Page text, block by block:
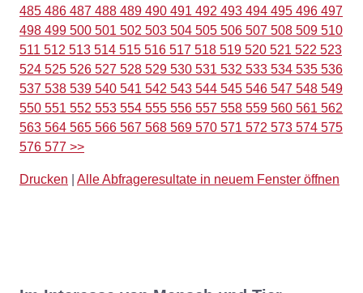
485 486 487 488 489 490 491 492 493 494 495 496 497
498 499 500 501 502 503 504 505 506 507 508 509 510
511 512 513 514 515 516 517 518 519 520 521 522 523
524 525 526 527 528 529 530 531 532 533 534 535 536
537 538 539 540 541 542 543 544 545 546 547 548 549
550 551 552 553 554 555 556 557 558 559 560 561 562
563 564 565 566 567 568 569 570 571 572 573 574 575
576 577 >>
Drucken Alle Abfrageresultate in neuem Fenster öffnen